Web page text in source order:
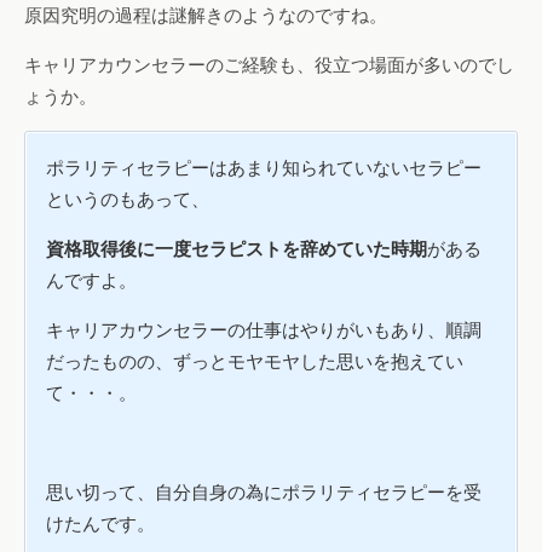
原因究明の過程は謎解きのようなのですね。
キャリアカウンセラーのご経験も、役立つ場面が多いのでし
ょうか。
ポラリティセラピーはあまり知られていないセラピー
というのもあって、
資格取得後に一度セラピストを辞めていた時期がある
んですよ。
キャリアカウンセラーの仕事はやりがいもあり、順調
だったものの、ずっとモヤモヤした思いを抱えてい
て・・・。
思い切って、自分自身の為にポラリティセラピーを受
けたんです。